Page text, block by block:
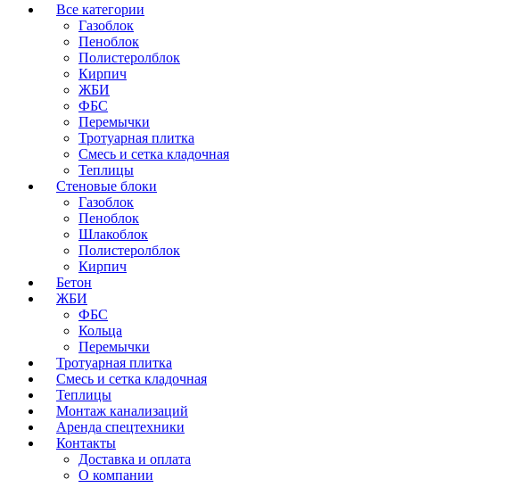
Все категории
Газоблок
Пеноблок
Полистеролблок
Кирпич
ЖБИ
ФБС
Перемычки
Тротуарная плитка
Смесь и сетка кладочная
Теплицы
Стеновые блоки
Газоблок
Пеноблок
Шлакоблок
Полистеролблок
Кирпич
Бетон
ЖБИ
ФБС
Кольца
Перемычки
Тротуарная плитка
Смесь и сетка кладочная
Теплицы
Монтаж канализаций
Аренда спецтехники
Контакты
Доставка и оплата
О компании